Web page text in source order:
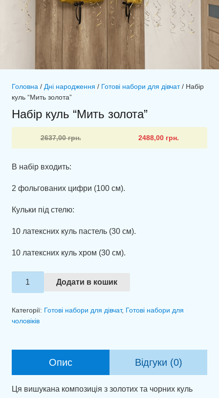
Головна / Дні народження / Готові набори для дівчат/ Набір
куль “Мить золота”
Набір куль “Мить золота”
2637,00грн.
Оригінальна
ціна:
2637,00 грн..
2488,00 грн.
Поточна
ціна:
2488,00 грн..
В набір входить:
2 фольгованих цифри (100 см).
Кульки під стелю:
10 латексних куль пастель (30 см).
10 латексних куль хром (30 см).
Набір
куль
золота"
Додати в кошик
Категорії: Готові набори для дівчат, Готові набори для
чоловіків
Опис Відгуки (0)
Ця вишукана композиція з золотих та чорних куль